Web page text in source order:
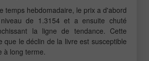
temps hebdomadaire, le prix a d'abord
de 1.3154 et a ensuite chuté
la ligne de tendance. Cette
que le déclin de la livre est susceptible
à long terme.